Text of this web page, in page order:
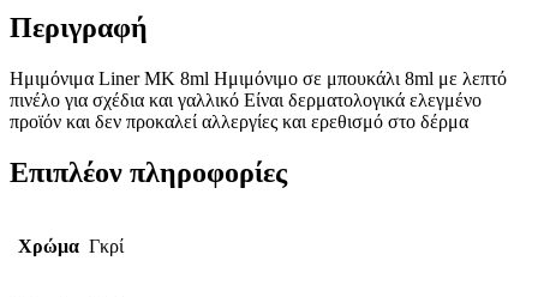
Περιγραφή
Ημιμόνιμα Liner ΜΚ 8ml Ημιμόνιμο σε μπουκάλι 8ml με λεπτό
πινέλο για σχέδια και γαλλικό Είναι δερματολογικά ελεγμένο
προϊόν και δεν προκαλεί αλλεργίες και ερεθισμό στο δέρμα
Επιπλέον πληροφορίες
Χρώμα Γκρί